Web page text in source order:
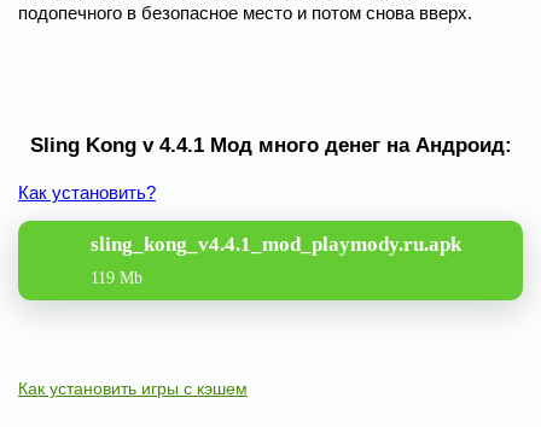
подопечного в безопасное место и потом снова вверх.
Sling Kong v 4.4.1 Мод много денег на Андроид:
Как установить?
sling_kong_v4.4.1_mod_playmody.ru.apk
119 Mb
Как установить игры с кэшем